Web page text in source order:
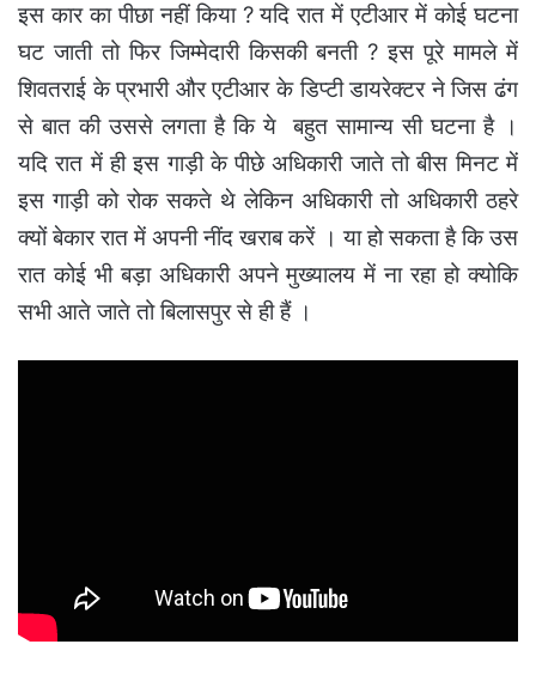
इस कार का पीछा नहीं किया ? यदि रात में एटीआर में कोई घटना
घट जाती तो फिर जिम्मेदारी किसकी बनती ? इस पूरे मामले में
शिवतराई के प्रभारी और एटीआर के डिप्टी डायरेक्टर ने जिस ढंग
से बात की उससे लगता है कि ये बहुत सामान्य सी घटना है ।
यदि रात में ही इस गाड़ी के पीछे अधिकारी जाते तो बीस मिनट में
इस गाड़ी को रोक सकते थे लेकिन अधिकारी तो अधिकारी ठहरे
क्यों बेकार रात में अपनी नींद खराब करें । या हो सकता है कि उस
रात कोई भी बड़ा अधिकारी अपने मुख्यालय में ना रहा हो क्योकि
सभी आते जाते तो बिलासपुर से ही हैं ।